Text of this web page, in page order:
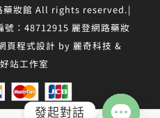
妝館 All rights reserved.|
號：48712915 麗登網路藥妝
頁程式設計 by 麗奇科技 &
站工作室
發起對話